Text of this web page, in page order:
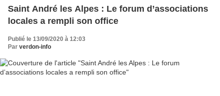
Saint André les Alpes : Le forum d’associations
locales a rempli son office
Publié le 13/09/2020 à 12:03
Par verdon-info